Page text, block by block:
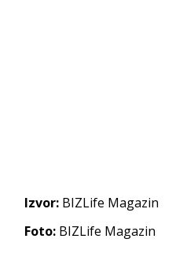
Izvor: BIZLife Magazin
Foto: BIZLife Magazin